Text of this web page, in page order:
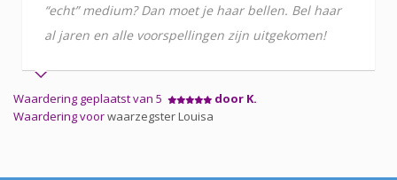
“echt” medium? Dan moet je haar bellen. Bel haar
al jaren en alle voorspellingen zijn uitgekomen!
Waardering geplaatst van 5
door K.
Waardering voorwaarzegster Louisa